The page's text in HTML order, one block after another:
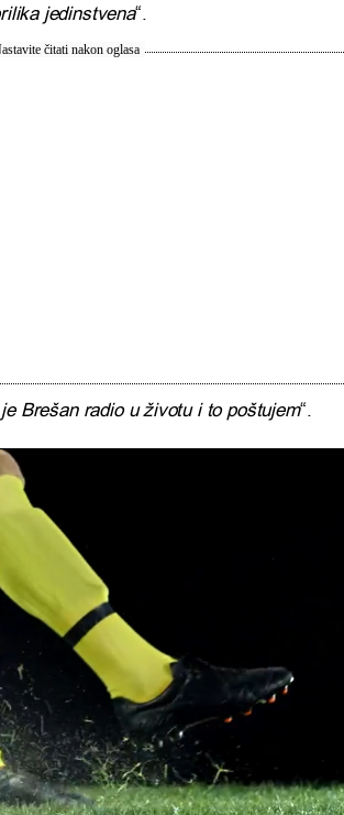
jedinstvena“.
čitati nakon oglasa
Brešan radio u životu i to poštujem“.